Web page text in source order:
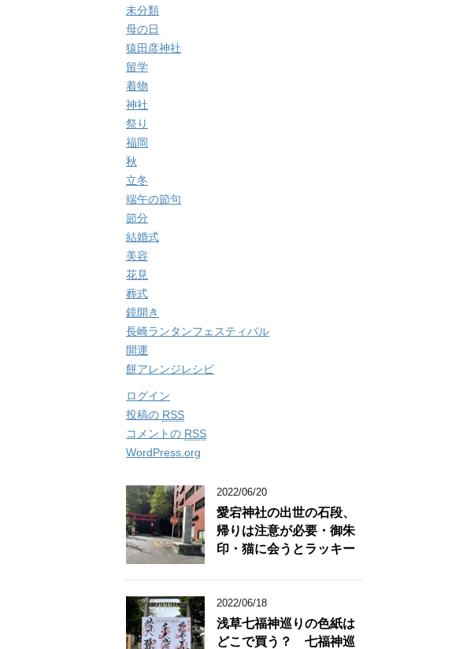
未分類
母の日
猿田彦神社
留学
着物
神社
祭り
福岡
秋
立冬
端午の節句
節分
結婚式
美容
花見
葬式
鏡開き
長崎ランタンフェスティバル
開運
餅アレンジレシピ
ログイン
投稿の RSS
コメントの RSS
WordPress.org
2022/06/20
愛宕神社の出世の石段、
帰りは注意が必要・御朱
印・猫に会うとラッキー
2022/06/18
浅草七福神巡りの色紙は
どこで買う？ 七福神巡